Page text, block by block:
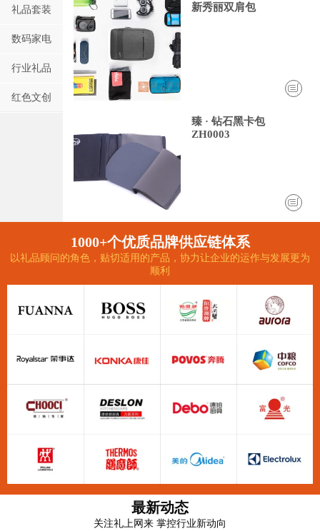
礼品套装
数码家电
行业礼品
红色文创
新秀丽双肩包
臻 · 钻石黑卡包
ZH0003
1000+个优质品牌供应链体系
以礼品顾问的角色，贴切适用的产品，协力让企业的运作与发展更为
顺利
最新动态
关注礼上网来 掌控行业新动向